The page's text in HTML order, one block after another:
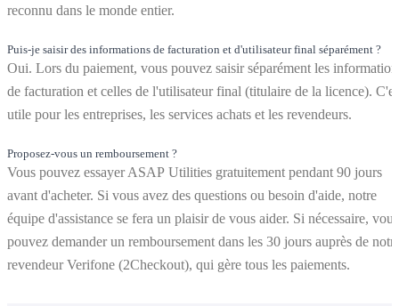
reconnu dans le monde entier.
Puis-je saisir des informations de facturation et d'utilisateur final séparément ?
Oui. Lors du paiement, vous pouvez saisir séparément les
de facturation et celles de l'utilisateur final (titulaire de la licence).
utile pour les entreprises, les services achats et les revendeurs.
Proposez-vous un remboursement ?
Vous pouvez essayer ASAP Utilities gratuitement pendant 90 jours
avant d'acheter. Si vous avez des questions ou besoin d'aide, notre
équipe d'assistance se fera un plaisir de vous aider. Si nécessaire, vous
pouvez demander un remboursement dans les 30 jours auprès de
revendeur Verifone (2Checkout), qui gère tous les paiements.